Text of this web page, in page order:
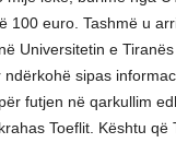
100 euro. Tashmë u
Universitetin e
sipas
futjen në qarkullim
Toeflit. Kështu që